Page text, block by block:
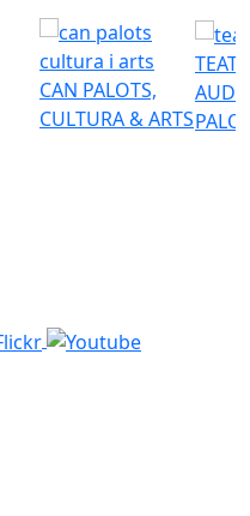
CAN PALOTS,
CULTURA & ARTS